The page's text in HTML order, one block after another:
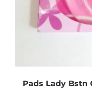
Pads Lady Bstn